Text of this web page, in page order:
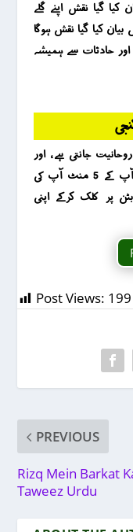
گیا نقش اپنے گلے
کیا گیا نقش ہوگا
اور حادثات سے ہمیشہ
جانتی ہے ، اور
روحانیت سے پریشانی کا حل جاننے کے لئے آپ کے 5 منٹ آپ کی
پر کلک کرکے اپنی
Post Views: 199
PREVIOUS
Rizq Mein Barkat
Taweez Urdu